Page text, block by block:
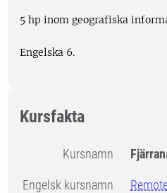
5 hp inom geografiska
Engelska 6.
Kursfakta
Kursnamn
Engelsk kursnamn